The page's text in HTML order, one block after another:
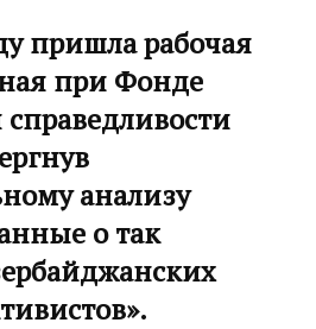
пришла рабочая
при Фонде
анализу
о так